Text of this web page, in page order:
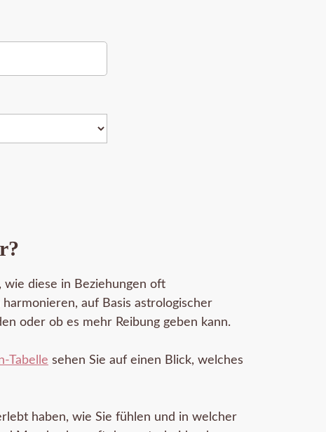
diese in Beziehungen oft
auf Basis astrologischer
oder ob es mehr Reibung geben kann.
Tabelle sehen Sie auf einen Blick, welches
haben, wie Sie fühlen und in welcher